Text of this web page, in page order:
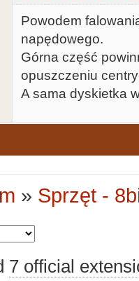
Powodem
napędowego.
Górna część
opuszczeniu
A sama dyskietka
» Sprzęt -
7 official